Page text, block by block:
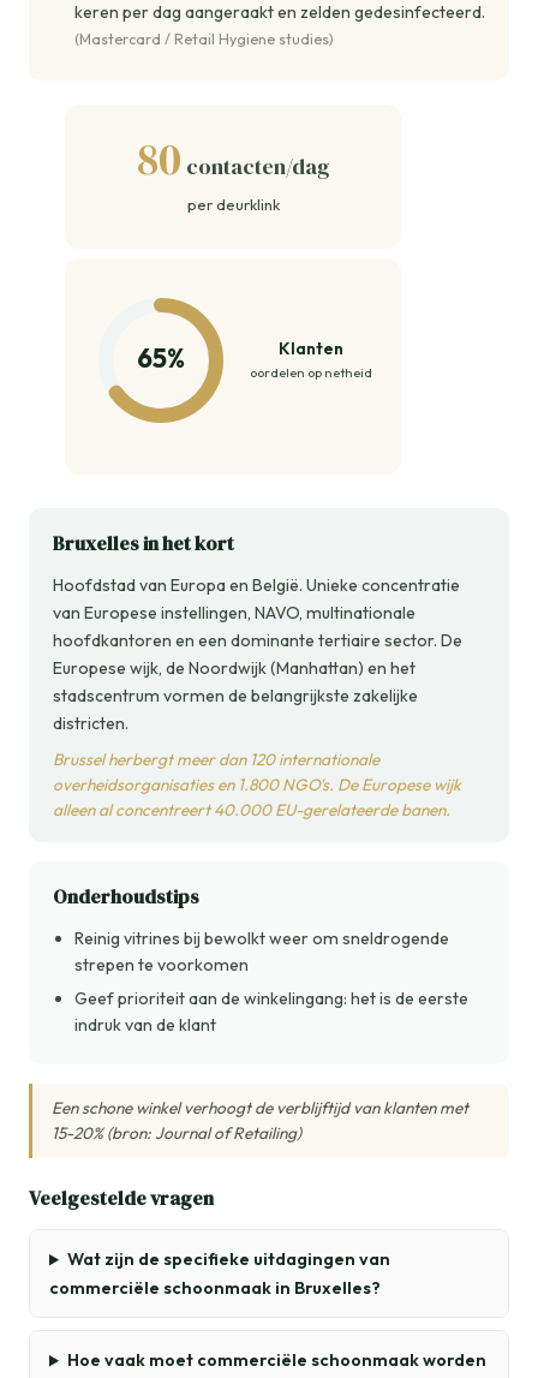
keren per dag aangeraakt en zelden gedesinfecteerd.
(Mastercard / Retail Hygiene studies)
80 contacten/dag
per deurklink
65% Klanten
oordelen op netheid
Bruxelles in het kort
Hoofdstad van Europa en België. Unieke concentratie
van Europese instellingen, NAVO, multinationale
hoofdkantoren en een dominante tertiaire sector. De
Europese wijk, de Noordwijk (Manhattan) en het
stadscentrum vormen de belangrijkste zakelijke
districten.
Brussel herbergt meer dan 120 internationale
overheidsorganisaties en 1.800 NGO's. De Europese wijk
alleen al concentreert 40.000 EU-gerelateerde banen.
Onderhoudstips
Reinig vitrines bij bewolkt weer om sneldrogende
strepen te voorkomen
Geef prioriteit aan de winkelingang: het is de eerste
indruk van de klant
Een schone winkel verhoogt de verblijftijd van klanten met
15-20% (bron: Journal of Retailing)
Veelgestelde vragen
Wat zijn de specifieke uitdagingen van
commerciële schoonmaak in Bruxelles?
Hoe vaak moet commerciële schoonmaak worden